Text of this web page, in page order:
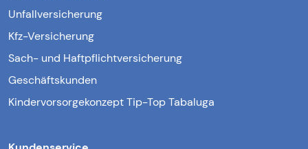
Unfallversicherung
Kfz-Versicherung
Sach- und Haftpflichtversicherung
Geschäftskunden
Kindervorsorgekonzept Tip-Top Tabaluga